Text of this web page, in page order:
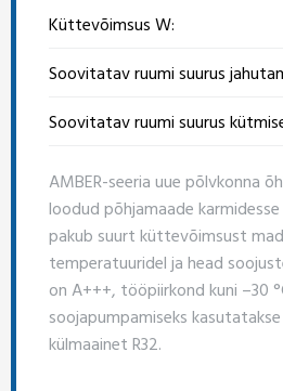
Küttevõimsus W:
Soovitatav ruumi suurus
Soovitatav ruumi suurus
AMBER-seeria uue põlvkonna
loodud põhjamaade karmidesse
pakub suurt küttevõimsust
temperatuuridel ja head
on A+++, tööpiirkond kuni –30
soojapumpamiseks
külmaainet R32.